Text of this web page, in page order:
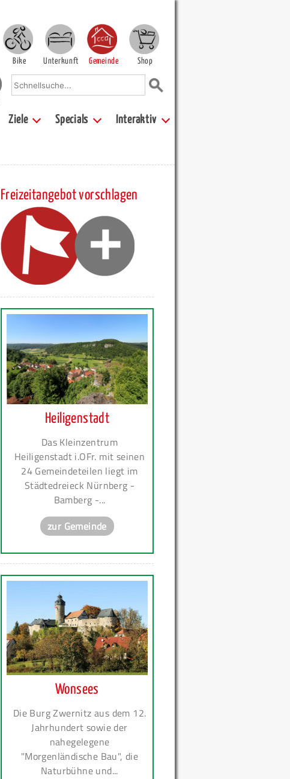
Bike Unterkunft Gemeinde Shop
Ziele Specials Interaktiv
Freizeitangebot vorschlagen
Heiligenstadt
Das Kleinzentrum
Heiligenstadt i.OFr. mit seinen
24 Gemeindeteilen liegt im
Städtedreieck Nürnberg -
Bamberg -...
zur Gemeinde
Wonsees
Die Burg Zwernitz aus dem 12.
Jahrhundert sowie der
nahegelegene
"Morgenländische Bau", die
Naturbühne und...